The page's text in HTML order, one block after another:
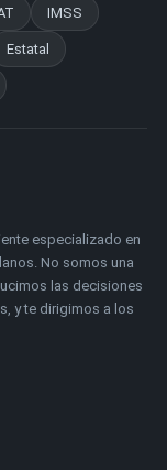
IMSS
Estatal
especializado en
No somos una
las decisiones
y te dirigimos a los